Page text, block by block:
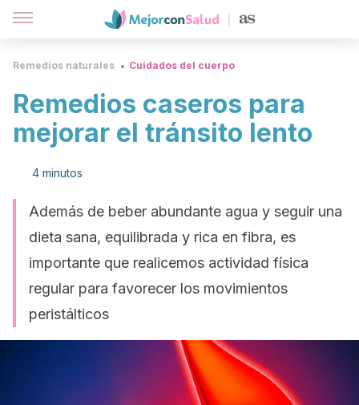
Remedios naturales Cuidados del cuerpo
Remedios caseros para
mejorar el tránsito lento
4 minutos
Además de beber abundante agua y seguir una
dieta sana, equilibrada y rica en fibra, es
importante que realicemos actividad física
regular para favorecer los movimientos
peristálticos